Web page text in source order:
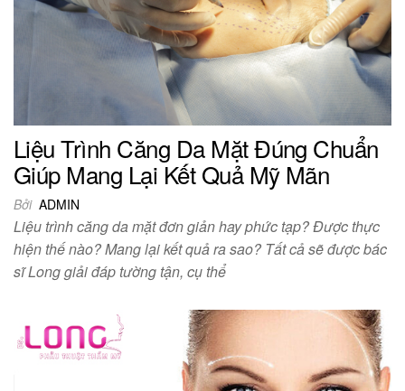
Liệu Trình Căng Da Mặt Đúng Chuẩn
Giúp Mang Lại Kết Quả Mỹ Mãn
Bởi ADMIN
Liệu trình căng da mặt đơn giản hay phức tạp? Được thực
hiện thế nào? Mang lại kết quả ra sao? Tất cả sẽ được bác
sĩ Long giải đáp tường tận, cụ thể